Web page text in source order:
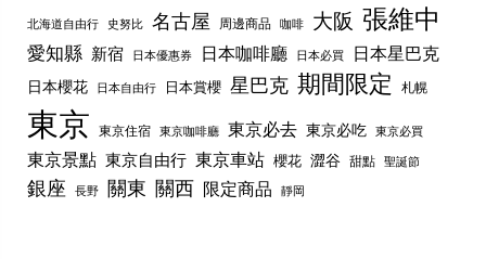
北海道自由行 史努比 名古屋 周邊商品 咖啡 大阪 張維中
愛知縣 新宿 日本優惠券 日本咖啡廳 日本必買 日本星巴克
日本櫻花 日本自由行 日本賞櫻 星巴克 期間限定 札幌
東京 東京住宿 東京咖啡廳 東京必去 東京必吃 東京必買
東京景點 東京自由行 東京車站 櫻花 澀谷 甜點 聖誕節
銀座 長野 關東 關西 限定商品 靜岡